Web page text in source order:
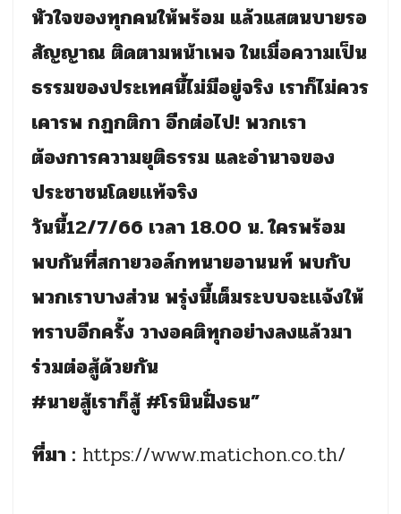
หัวใจของทุกคนให้พร้อม แล้วแสตนบายรอ
สัญญาณ ติดตามหน้าเพจ ในเมื่อความเป็น
ธรรมของประเทศนี้ไม่มีอยู่จริง เราก็ไม่ควร
เคารพ กฏกติกา อีกต่อไป! พวกเรา
ต้องการความยุติธรรม และอำนาจของ
ประชาชนโดยเเท้จริง
วันนี้12/7/66 เวลา 18.00 น. ใครพร้อม
พบกันที่สกายวอล์กทนายอานนท์ พบกับ
พวกเราบางส่วน พรุ่งนี้เต็มระบบจะเเจ้งให้
ทราบอีกครั้ง วางอคติทุกอย่างลงแล้วมา
ร่วมต่อสู้ด้วยกัน
#นายสู้เราก็สู้ #โรนินฝั่งธน”
ที่มา : https://www.matichon.co.th/